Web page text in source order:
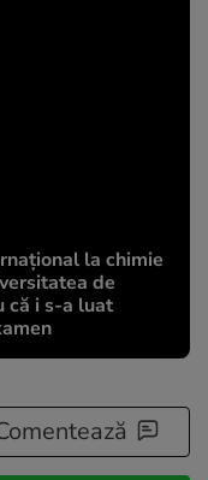
la chimie
de
că i s-a luat